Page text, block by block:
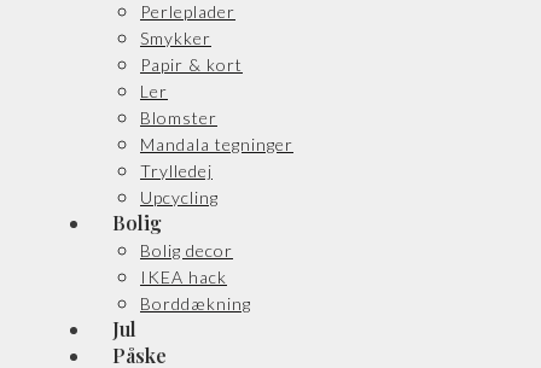
Perleplader
Smykker
Papir & kort
Ler
Blomster
Mandala tegninger
Trylledej
Upcycling
Bolig
Bolig decor
IKEA hack
Borddækning
Jul
Påske